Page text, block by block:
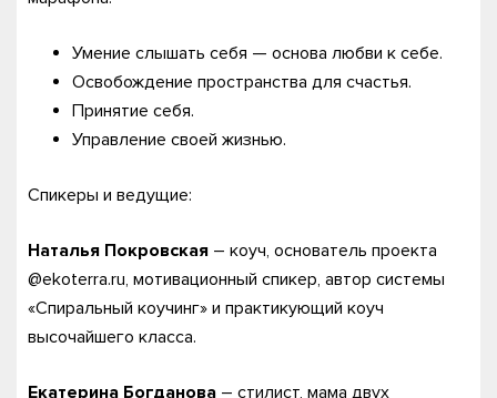
Умение слышать себя — основа любви к себе.
Освобождение пространства для счастья.
Принятие себя.
Управление своей жизнью.
Спикеры и ведущие:
Наталья Покровская – коуч, основатель проекта
@ekoterra.ru, мотивационный спикер, автор системы
«Спиральный коучинг» и практикующий коуч
высочайшего класса.
Екатерина Богданова – стилист, мама двух